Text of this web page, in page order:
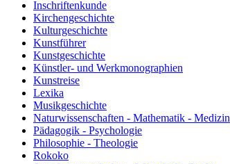
Inschriftenkunde
Kirchengeschichte
Kulturgeschichte
Kunstführer
Kunstgeschichte
Künstler- und Werkmonographien
Kunstreise
Lexika
Musikgeschichte
Naturwissenschaften - Mathematik - Medizin
Pädagogik - Psychologie
Philosophie - Theologie
Rokoko